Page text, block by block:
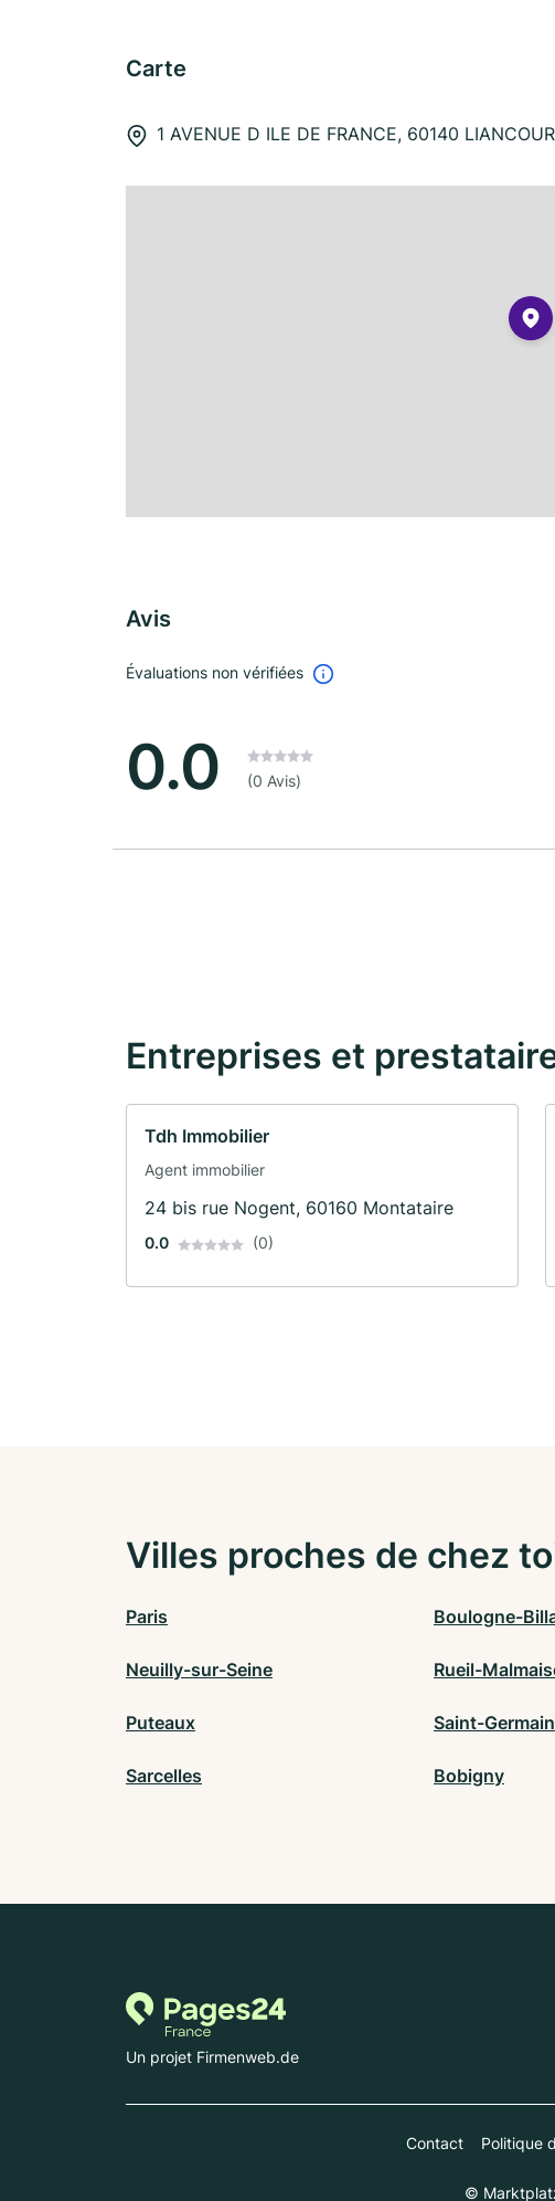
Carte
1 AVENUE D ILE DE FRANCE, 60140
Avis
Évaluations non vérifiées
0.0 (0 Avis)
Entreprises et
Tdh Immobilier
Agent immobilier
24 bis rue Nogent, 60160 Montataire
0.0 (0)
Villes proches de chez
Paris Boulogne-
Neuilly-sur-Seine Rueil-
Puteaux Saint-
Sarcelles Bobigny
Un projet Firmenweb.de
Contact Politique
©